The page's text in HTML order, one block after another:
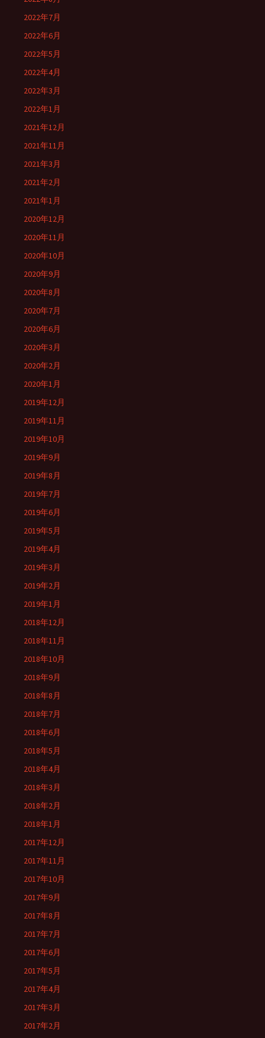
2022年7月
2022年6月
2022年5月
2022年4月
2022年3月
2022年1月
2021年12月
2021年11月
2021年3月
2021年2月
2021年1月
2020年12月
2020年11月
2020年10月
2020年9月
2020年8月
2020年7月
2020年6月
2020年3月
2020年2月
2020年1月
2019年12月
2019年11月
2019年10月
2019年9月
2019年8月
2019年7月
2019年6月
2019年5月
2019年4月
2019年3月
2019年2月
2019年1月
2018年12月
2018年11月
2018年10月
2018年9月
2018年8月
2018年7月
2018年6月
2018年5月
2018年4月
2018年3月
2018年2月
2018年1月
2017年12月
2017年11月
2017年10月
2017年9月
2017年8月
2017年7月
2017年6月
2017年5月
2017年4月
2017年3月
2017年2月